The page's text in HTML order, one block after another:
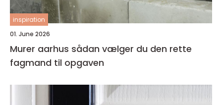
inspiration
01. June 2026
Murer aarhus sådan vælger du den rette
fagmand til opgaven